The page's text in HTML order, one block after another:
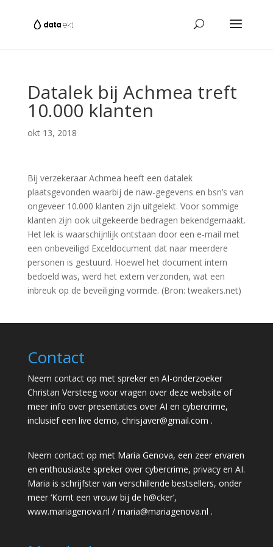
Datalek bij Achmea treft
10.000 klanten
okt 13, 2018
Bij verzekeraar Achmea heeft een datalek
plaatsgevonden waarbij de naw-gegevens en bsn’s van
ongeveer 10.000 klanten zijn uitgelekt. Voor sommige
klanten zijn ook uitgekeerde bedragen bekendgemaakt.
Het lek is waarschijnlijk ontstaan door een e-mail met
een onbeveiligd Exceldocument dat naar meerdere
personen is gestuurd. Hoewel het document intern
bedoeld was, werd het extern verzonden, wat een
inbreuk op de beveiliging vormde. (Bron: tweakers.net)
Contact
Neem contact op met spreker en AI-onderzoeker
Christan Versteeg voor vragen over deze website of
meer info over presentaties over AI en cybercrime,
inclusief een live demo, chrisjaver@gmail.com .
Neem contact op met Maria Genova, een zeer ervaren
en enthousiaste spreker over cybercrime, privacy en AI.
Maria is schrijfster van verschillende bestsellers, onder
meer ‘Komt een vrouw bij de h@cker’,
www.mariagenova.nl / maria@mariagenova.nl .